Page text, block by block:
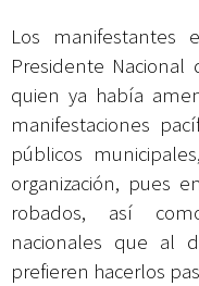
Los manifestantes
Presidente Nacional
quien ya había
manifestaciones
públicos
organización, pues
robados, así
nacionales que al
prefieren hacerlos